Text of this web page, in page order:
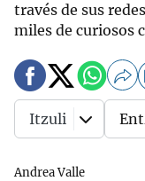
través de sus
miles de curiosos
Andrea Valle
Itzuli